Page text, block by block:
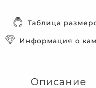
Таблица
Информация о
Описание